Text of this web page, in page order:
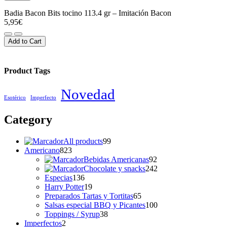
Badia Bacon Bits tocino 113.4 gr – Imitación Bacon
5,95€
Badia
Bacon
Bits
113.4
gr
Imitación
Add to Cart
Product Tags
Esotérico Imperfecto Novedad
Category
All products9999
Americano823823
productos
Bebidas Americanas92
productos
Chocolate y snacks242
Especias136136
productos
Harry Potter1919
productos
Preparados Tartas y Tortitas6565
productos
Salsas especial BBQ y Picantes100100
Toppings / Syrup3838
Imperfectos2